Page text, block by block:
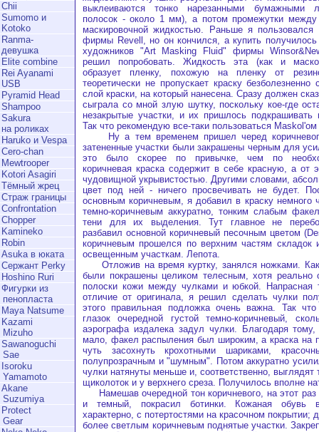
Chii
Sumomo и
Kotoko
Ranma-
девушка
Elite combine
Rei Ayanami
USB
Pyramid Head
Shampoo
Sakura
на роликах
Haruko и Vespa
Cero-chan
Mewtrooper
Kotori Asagiri
Тёмный жрец
Страж границы
Confrontation
Chopper
Kamineko
Robin
Asuka в юката
Сержант Perky
Hoshino Ruri
Фигурки из
пенопласта
Maya Natsume
Kazami
Mizuho
Sawanoguchi
Sae
Isoroku
Yamamoto
Akane
Suzumiya
Protect
Gear
выклеиваются тонко нарезанными бумажными
полосок - около 1 мм), а потом промежутки между
маскировочной жидкостью. Раньше я
фирмы Revell, но он кончился, а купить
художников "Art Masking Fluid" фирмы
решил попробовать. Жидкость эта (как и
образует пленку, похожую на пленку от
теоретически не пропускает краску
слой краски, на который нанесена. Сразу должен
сыграла со мной злую шутку, поскольку кое-где
незакрытые участки, и их пришлось подкрашивать
Так что рекомендую все-таки пользоваться Maskol'ом
Ну а тем временем пришел черед
затененные участки были закрашены черным для
это было скорее по привычке, чем по
коричневая краска содержит в себе красную, а от
чудовищной укрывистостью. Другими словами,
цвет под ней - ничего просвечивать не будет.
основным коричневым, я добавил в краску немного
темно-коричневым аккуратно, тонким слабым
тени для их выделения. Тут главное не
разбавил основной коричневый песочным цветом
коричневым прошелся по верхним частям
освещенным участкам. Лепота.
Отложив на время куртку, занялся ножками. Как
были покрашены целиком телесным, хотя реально
полоски кожи между чулками и юбкой. Напрасная
отличие от оригинала, я решил сделать чулки
этого правильная подложка очень важна. Так
глазок очередной густой темно-коричневый,
аэрографа издалека задул чулки. Благодаря
мало, факел распыления был широким, а краска на
чуть засохнуть крохотными шариками,
полупрозрачным и "шумным". Потом аккуратно
чулки натянуты меньше и, соответственно, выглядят
щиколоток и у верхнего среза. Получилось вполне
Намешав очередной тон коричневого, на этот раз
и темный, покрасил ботинки. Кожаная обувь
характерно, с потертостями на красочном покрытии;
более светлым коричневым поднятые участки.